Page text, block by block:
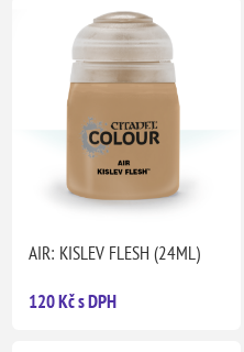
AIR: KISLEV FLESH (24ML)
120 Kč s DPH